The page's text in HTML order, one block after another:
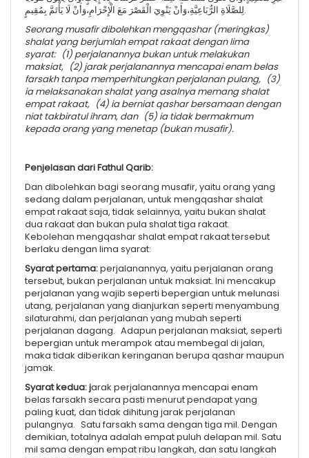
لِلصَّلَاةِ الرُّبَاعِيَّةِ، وَأَنْ يَنْوِيَ الْقَصْرَ مَعَ الْإِحْرَامِ، وَأَنْ لَا يَأْتَمَّ بِمُقِيمٍ.
Seorang musafir dibolehkan mengqashar (meringkas)
shalat yang berjumlah empat rakaat dengan lima
syarat: (1) perjalanannya bukan untuk melakukan
maksiat, (2) jarak perjalanannya mencapai enam belas
farsakh tanpa memperhitungkan perjalanan pulang, (3)
ia melaksanakan shalat yang asalnya memang shalat
empat rakaat, (4) ia berniat qashar bersamaan dengan
niat takbiratul ihram, dan (5) ia tidak bermakmum
kepada orang yang menetap (bukan musafir).
Penjelasan dari Fathul Qarib:
Dan dibolehkan bagi seorang musafir, yaitu orang yang
sedang dalam perjalanan, untuk mengqashar shalat
empat rakaat saja, tidak selainnya, yaitu bukan shalat
dua rakaat dan bukan pula shalat tiga rakaat.
Kebolehan mengqashar shalat empat rakaat tersebut
berlaku dengan lima syarat:
Syarat pertama:perjalanannya, yaitu perjalanan orang
tersebut, bukan perjalanan untuk maksiat. Ini mencakup
perjalanan yang wajib seperti bepergian untuk melunasi
utang, perjalanan yang dianjurkan seperti menyambung
silaturahmi, dan perjalanan yang mubah seperti
perjalanan dagang. Adapun perjalanan maksiat, seperti
bepergian untuk merampok atau membegal di jalan,
maka tidak diberikan keringanan berupa qashar maupun
jamak.
Syarat kedua: jarak perjalanannya mencapai enam
belas farsakh secara pasti menurut pendapat yang
paling kuat, dan tidak dihitung jarak perjalanan
pulangnya. Satu farsakh sama dengan tiga mil. Dengan
demikian, totalnya adalah empat puluh delapan mil. Satu
mil sama dengan empat ribu langkah, dan satu langkah